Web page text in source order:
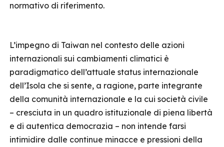
normativo di riferimento.
L’impegno di Taiwan nel contesto delle azioni
internazionali sui cambiamenti climatici è
paradigmatico dell’attuale status internazionale
dell’Isola che si sente, a ragione, parte integrante
della comunità internazionale e la cui società civile
– cresciuta in un quadro istituzionale di piena libertà
e di autentica democrazia – non intende farsi
intimidire dalle continue minacce e pressioni della